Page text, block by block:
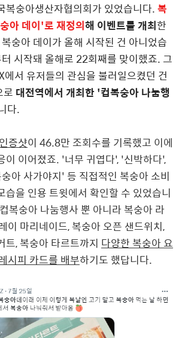
복숭아생산자협의회가 있었습니다.복
아 데이'로 재정의해 이벤트를 개최한
숭아 데이가 올해 시작된 건 아니었습
시작돼 올해로 22회째를 맞이했죠. 그
에서 유저들의 관심을 불러일으켰던 건
로 대전역에서 개최한 '컵복숭아 나눔행
다.
증샷이 46.8만 조회수를 기록했고 이에
이 이어졌죠. '너무 귀엽다', '신박하다',
아 사가야지' 등 직접적인 복숭아 소비
습을 인용 트윗에서 확인할 수 있었습니
복숭아 나눔행사 뿐 아니라 복숭아 라
이 마리네이드, 복숭아 오픈 샌드위치,
트, 복숭아 타르트까지 다양한 복숭아 요
시피 카드를 배부하기도 했답니다.